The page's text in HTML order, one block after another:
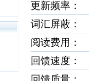
更新频率：
词汇屏蔽：
阅读费用：
回馈速度